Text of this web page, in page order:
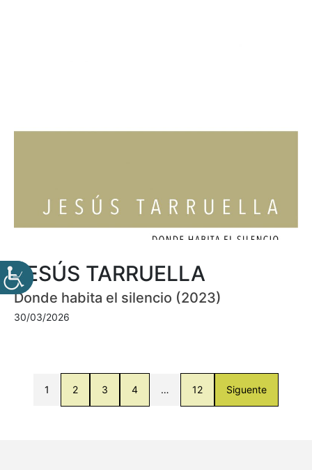
JESÚS TARRUELLA
Donde habita el silencio (2023)
30/03/2026
1 2 3 4 … 12 Siguente